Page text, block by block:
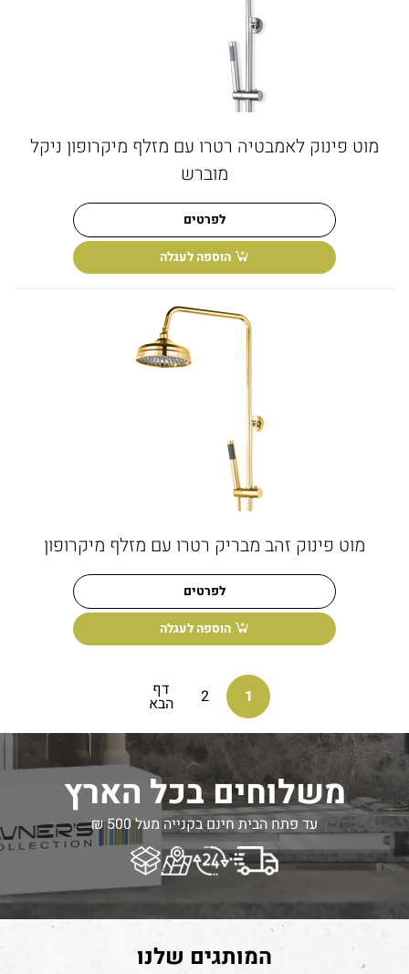
מוט פינוק לאמבטיה רטרו עם מזלף מיקרופון ניקל
מוברש
לפרטים
הוספה לעגלה
מוט פינוק זהב מבריק רטרו עם מזלף מיקרופון
לפרטים
הוספה לעגלה
1
2 דף
הבא
משלוחים בכל הארץ
עד פתח הבית חינם בקנייה מעל 500 ₪
המותגים שלנו